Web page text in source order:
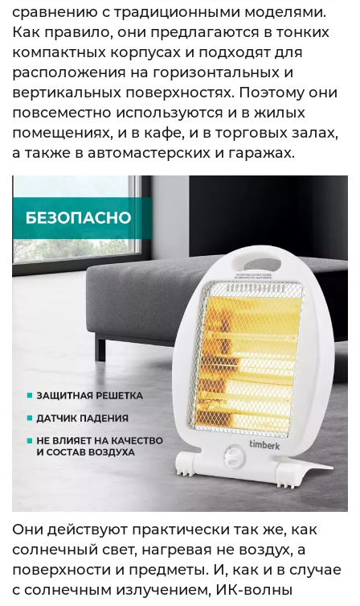
сравнению с традиционными моделями.
Как правило, они предлагаются в тонких
компактных корпусах и подходят для
расположения на горизонтальных и
вертикальных поверхностях. Поэтому они
повсеместно используются и в жилых
помещениях, и в кафе, и в торговых залах,
а также в автомастерских и гаражах.
Они действуют практически так же, как
солнечный свет, нагревая не воздух, а
поверхности и предметы. И, как и в случае
с солнечным излучением, ИК-волны